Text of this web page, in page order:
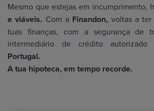
Mesmo que estejas em incumprimento,
e viáveis. Com a Finandon, voltas a
tuas finanças, com a segurança de
intermediário de crédito autorizado
Portugal.
A tua hipoteca, em tempo recorde.